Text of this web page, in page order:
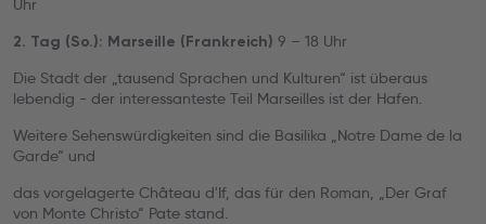
Uhr
2. Tag (So.): Marseille (Frankreich) 9 – 18 Uhr
Die Stadt der „tausend Sprachen und Kulturen“ ist überaus
lebendig - der interessanteste Teil Marseilles ist der Hafen.
Weitere Sehenswürdigkeiten sind die Basilika „Notre Dame de la
Garde“ und
das vorgelagerte Château d'If, das für den Roman, „Der Graf
von Monte Christo“ Pate stand.